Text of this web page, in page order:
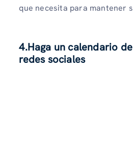
que necesita para mantener
4.Haga un calendario
redes sociales